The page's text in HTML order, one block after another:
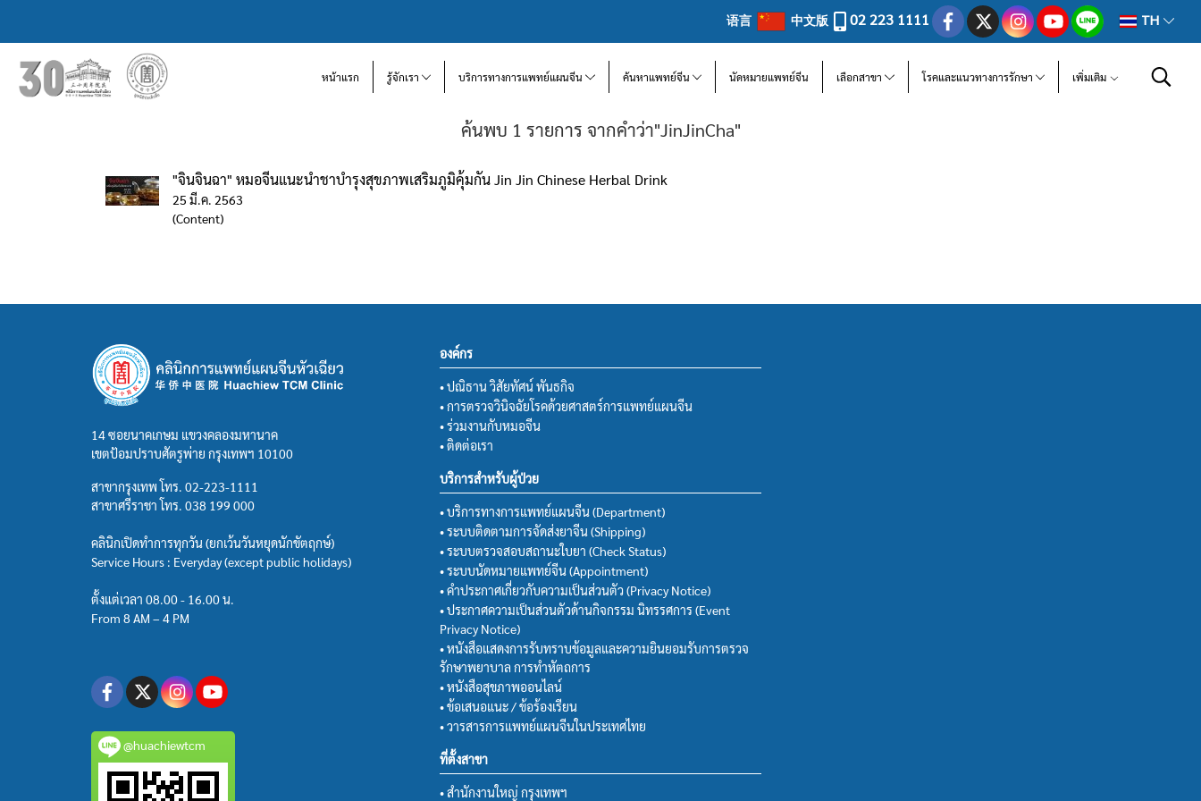
语言 中文版 02 223 1111 TH
หน้าแรก รู้จักเรา บริการทางการแพทย์แผนจีน ค้นหาแพทย์จีน นัดหมายแพทย์จีน เลือกสาขา โรคและแนวทางการรักษา เพิ่มเติม
ค้นพบ 1 รายการ จากคำว่า"JinJinCha"
"จินจินฉา" หมอจีนแนะนำชาบำรุงสุขภาพเสริมภูมิคุ้มกัน Jin Jin Chinese Herbal Drink
25 มี.ค. 2563
(Content)
14 ซอยนาคเกษม แขวงคลองมหานาค
เขตป้อมปราบศัตรูพ่าย กรุงเทพฯ 10100
สาขากรุงเทพ โทร. 02-223-1111
สาขาศรีราชา โทร. 038 199 000
คลินิกเปิดทำการทุกวัน (ยกเว้นวันหยุดนักขัตฤกษ์)
Service Hours : Everyday (except public holidays)
ตั้งแต่เวลา 08.00 - 16.00 น.
From 8 AM – 4 PM
@huachiewtcm
องค์กร
• ปณิธาน วิสัยทัศน์ พันธกิจ
• การตรวจวินิจฉัยโรคด้วยศาสตร์การแพทย์แผนจีน
• ร่วมงานกับหมอจีน
• ติดต่อเรา
บริการสำหรับผู้ป่วย
• บริการทางการแพทย์แผนจีน (Department)
• ระบบติดตามการจัดส่งยาจีน (Shipping)
• ระบบตรวจสอบสถานะใบยา (Check Status)
• ระบบนัดหมายแพทย์จีน (Appointment)
• คำประกาศเกี่ยวกับความเป็นส่วนตัว (Privacy Notice)
• ประกาศความเป็นส่วนตัวด้านกิจกรรม นิทรรศการ (Event
Privacy Notice)
• หนังสือแสดงการรับทราบข้อมูลและความยินยอมรับการตรวจ
รักษาพยาบาล การทำหัตถการ
• หนังสือสุขภาพออนไลน์
• ข้อเสนอแนะ / ข้อร้องเรียน
• วารสารการแพทย์แผนจีนในประเทศไทย
ที่ตั้งสาขา
• สำนักงานใหญ่ กรุงเทพฯ